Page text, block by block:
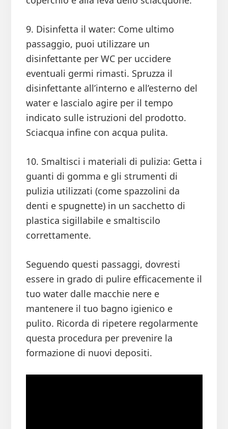
9. Disinfetta il water: Come ultimo
passaggio, puoi utilizzare un
disinfettante per WC per uccidere
eventuali germi rimasti. Spruzza il
disinfettante all’interno e all’esterno del
water e lascialo agire per il tempo
indicato sulle istruzioni del prodotto.
Sciacqua infine con acqua pulita.
10. Smaltisci i materiali di pulizia: Getta i
guanti di gomma e gli strumenti di
pulizia utilizzati (come spazzolini da
denti e spugnette) in un sacchetto di
plastica sigillabile e smaltiscilo
correttamente.
Seguendo questi passaggi, dovresti
essere in grado di pulire efficacemente il
tuo water dalle macchie nere e
mantenere il tuo bagno igienico e
pulito. Ricorda di ripetere regolarmente
questa procedura per prevenire la
formazione di nuovi depositi.